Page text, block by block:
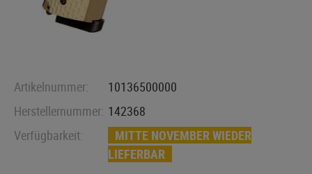
Artikelnummer:
10136500000
Herstellernummer: 142368
Verfügbarkeit:
MITTE NOVEMBER WIEDER
LIEFERBAR